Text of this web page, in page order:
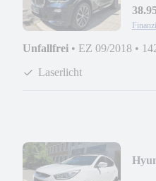
Unfallfrei • EZ 09/2018 •
Laserlicht